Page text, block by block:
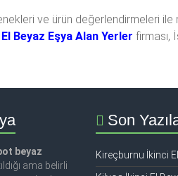
ve ürün değerlendirmeleri ile
Beyaz Eşya Alan Yerler firması,
beyaz
ama belirli
Son
Kireçburnu İkinci